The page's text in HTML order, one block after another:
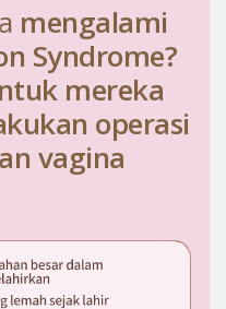
mengalami
Syndrome?
mereka
operasi
vagina